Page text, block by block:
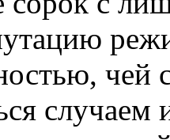
чей